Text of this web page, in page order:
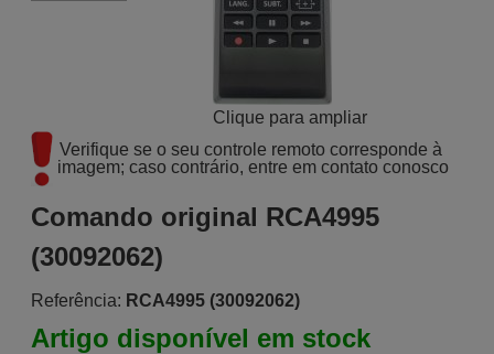
Clique para ampliar
Verifique se o seu controle remoto corresponde à
imagem; caso contrário, entre em contato conosco
Comando original RCA4995
(30092062)
Referência: RCA4995 (30092062)
Artigo disponível em stock